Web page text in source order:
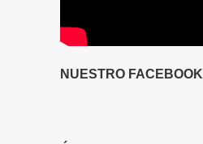
NUESTRO FACEBOOK